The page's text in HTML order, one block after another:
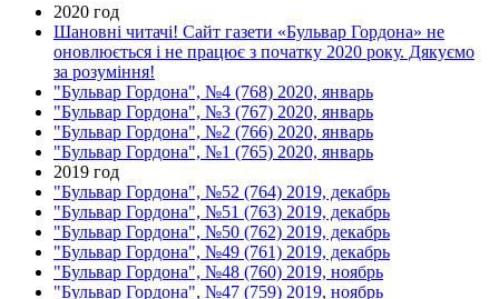
2020 год
Шановні читачі! Сайт газети «Бульвар Гордона» не
оновлюється і не працює з початку 2020 року. Дякуємо
за розуміння!
"Бульвар Гордона", №4 (768) 2020, январь
"Бульвар Гордона", №3 (767) 2020, январь
"Бульвар Гордона", №2 (766) 2020, январь
"Бульвар Гордона", №1 (765) 2020, январь
2019 год
"Бульвар Гордона", №52 (764) 2019, декабрь
"Бульвар Гордона", №51 (763) 2019, декабрь
"Бульвар Гордона", №50 (762) 2019, декабрь
"Бульвар Гордона", №49 (761) 2019, декабрь
"Бульвар Гордона", №48 (760) 2019, ноябрь
"Бульвар Гордона", №47 (759) 2019, ноябрь